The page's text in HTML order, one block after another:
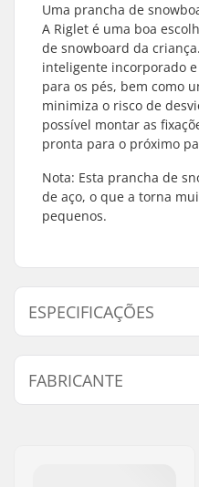
Uma prancha de
A Riglet é uma boa
de snowboard da
inteligente incorporado
para os pés, bem como
minimiza o risco de
possível montar as
pronta para o próximo
Nota: Esta prancha de
de aço, o que a torna
pequenos.
ESPECIFICAÇÕES
Flexibilidade da
tabua de Snow:
Sistema de fixação:
FABRICANTE